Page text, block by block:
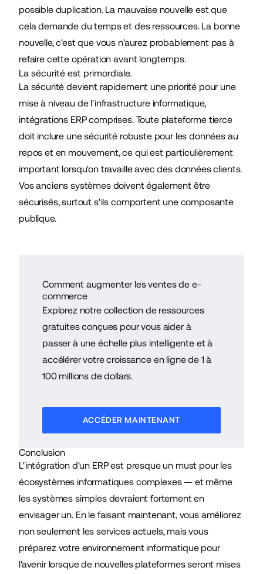
possible duplication. La mauvaise nouvelle est que
cela demande du temps et des ressources. La bonne
nouvelle, c'est que vous n'aurez probablement pas à
refaire cette opération avant longtemps.
La sécurité est primordiale.
La sécurité devient rapidement une priorité pour une
mise à niveau de l'infrastructure informatique,
intégrations ERP comprises. Toute plateforme tierce
doit inclure une sécurité robuste pour les données au
repos et en mouvement, ce qui est particulièrement
important lorsqu'on travaille avec des données clients.
Vos anciens systèmes doivent également être
sécurisés, surtout s'ils comportent une composante
publique.
Comment augmenter les ventes de e-
commerce
Explorez notre collection de ressources
gratuites conçues pour vous aider à
passer à une échelle plus intelligente et à
accélérer votre croissance en ligne de 1 à
100 millions de dollars.
ACCÉDER MAINTENANT
Conclusion
L'intégration d'un ERP est presque un must pour les
écosystèmes informatiques complexes — et même
les systèmes simples devraient fortement en
envisager un. En le faisant maintenant, vous améliorez
non seulement les services actuels, mais vous
préparez votre environnement informatique pour
l'avenir lorsque de nouvelles plateformes seront mises